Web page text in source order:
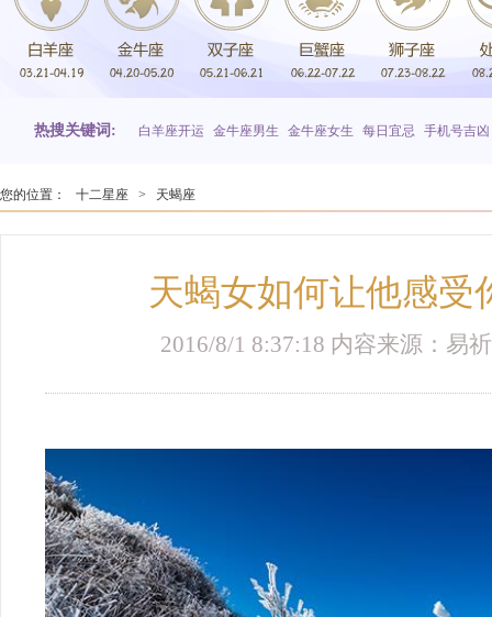
热搜关键词: 白羊座开运 金牛座男生 金牛座女生 每日宜忌 手机号吉凶
您的位置： 十二星座 > 天蝎座
天蝎女如何让他感受
2016/8/1 8:37:18 内容来源：易